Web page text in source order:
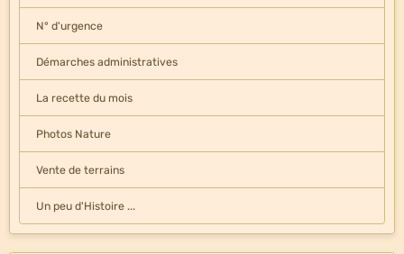
N° d'urgence
Démarches administratives
La recette du mois
Photos Nature
Vente de terrains
Un peu d'Histoire ...